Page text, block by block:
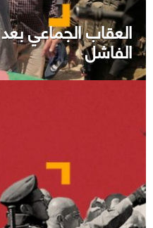
العقاب الجماعي
الفاشل